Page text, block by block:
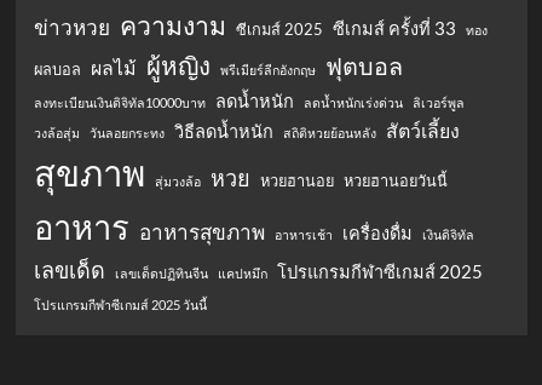
ข่าวหวย ความงาม ซีเกมส์ 2025 ซีเกมส์ ครั้งที่ 33 ทอง
ผลบอล ผลไม้ ผู้หญิง พรีเมียร์ลีกอังกฤษ ฟุตบอล
ลงทะเบียนเงินดิจิทัล10000บาท ลดน้ำหนัก ลดน้ำหนักเร่งด่วน
ลิเวอร์พูล
วงล้อสุ่ม
วันลอยกระทง วิธีลดน้ำหนัก สถิติหวยย้อนหลัง สัตว์เลี้ยง
สุขภาพ สุ่มวงล้อ หวย หวยฮานอย หวยฮานอยวันนี้
อาหาร อาหารสุขภาพ อาหารเช้า เครื่องดื่ม เงินดิจิทัล
เลขเด็ด เลขเด็ดปฏิทินจีน แคปหมึก โปรแกรมกีฬาซีเกมส์ 2025
โปรแกรมกีฬาซีเกมส์ 2025 วันนี้